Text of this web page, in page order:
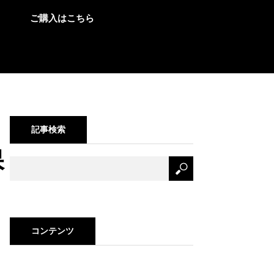
ご購入はこちら
記事検索
コンテンツ